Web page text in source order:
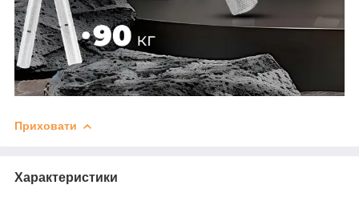
Приховати
Характеристики